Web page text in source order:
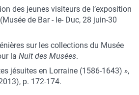
des jeunes visiteurs de l’exposition
(Musée de Bar - le- Duc, 28 juin-30
sur les collections du Musée
la Nuit des Musées.
jésuites en Lorraine (1586-1643) »,
p. 172-174.